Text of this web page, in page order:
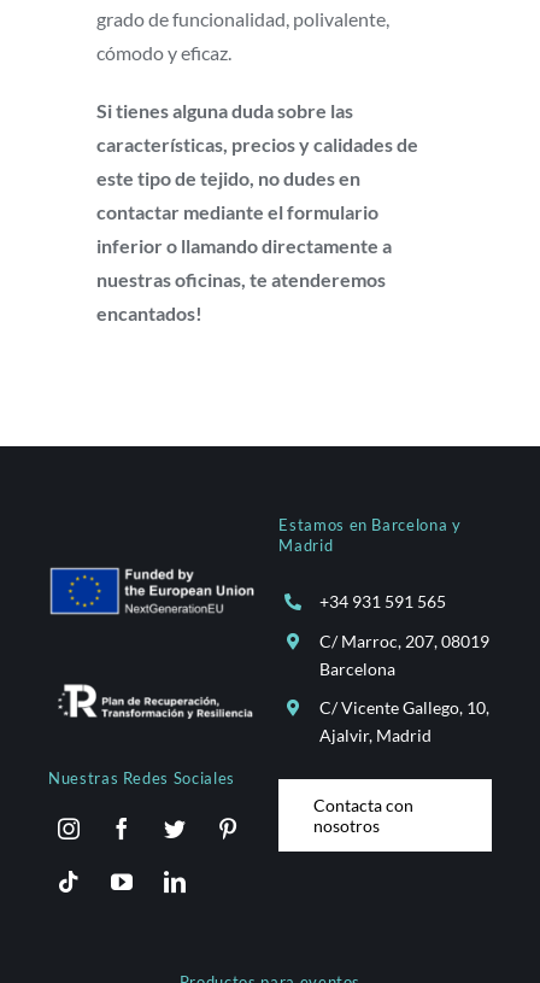
grado de funcionalidad, polivalente,
cómodo y eficaz.
Si tienes alguna duda sobre las
características, precios y calidades de
este tipo de tejido, no dudes en
contactar mediante el formulario
inferior o llamando directamente a
nuestras oficinas, te atenderemos
encantados!
Nuestras Redes Sociales
Estamos en Barcelona y
Madrid
+34 931 591 565
C/ Marroc, 207, 08019
Barcelona
C/ Vicente Gallego, 10,
Ajalvir, Madrid
Contacta con
nosotros